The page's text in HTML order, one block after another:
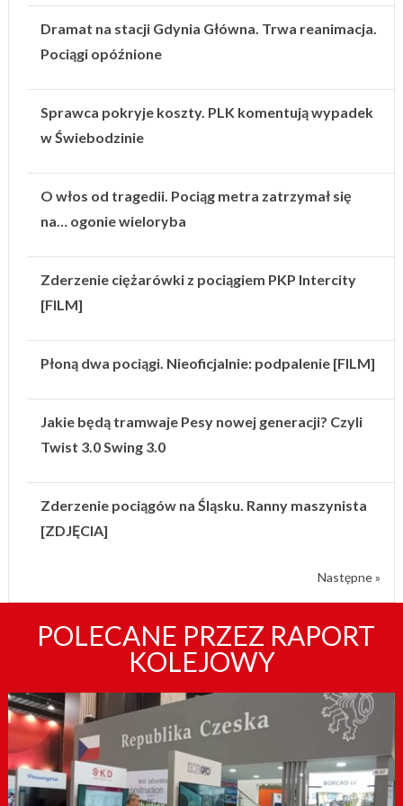
Dramat na stacji Gdynia Główna. Trwa reanimacja.
Pociągi opóźnione
Sprawca pokryje koszty. PLK komentują wypadek
w Świebodzinie
O włos od tragedii. Pociąg metra zatrzymał się
na… ogonie wieloryba
Zderzenie ciężarówki z pociągiem PKP Intercity
[FILM]
Płoną dwa pociągi. Nieoficjalnie: podpalenie [FILM]
Jakie będą tramwaje Pesy nowej generacji? Czyli
Twist 3.0 Swing 3.0
Zderzenie pociągów na Śląsku. Ranny maszynista
[ZDJĘCIA]
Następne »
POLECANE PRZEZ RAPORT
KOLEJOWY